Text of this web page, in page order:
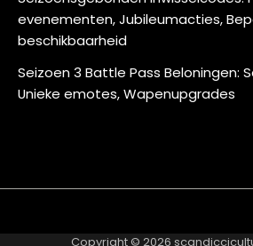
evenementen, Jubileumacties,
beschikbaarheid
Seizoen 3 Battle Pass Beloningen:
Unieke emotes, Wapenupgrades
Us
Us
Policy
Policy
and
Copyright © 2026